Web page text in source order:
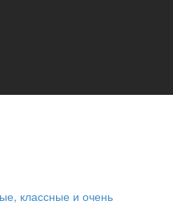
классные и очень